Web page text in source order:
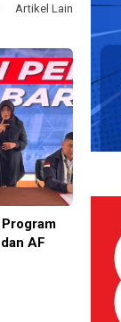
Artikel Lain
AF